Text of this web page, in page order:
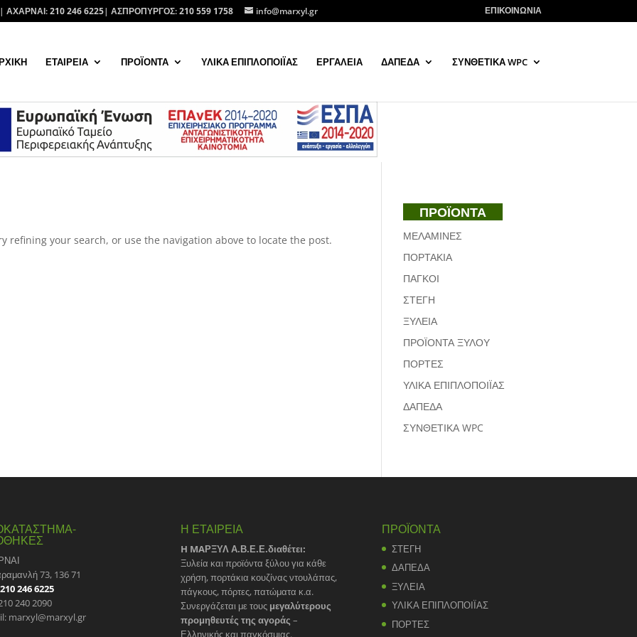
ΑΧΑΡΝΑΙ:210 246 6225| ΑΣΠΡΟΠΥΡΓΟΣ:210 559 1758 info@marxyl.gr ΕΠΙΚΟΙΝΩΝΙΑ
ΕΤΑΙΡΕΙΑ ΠΡΟΪΟΝΤΑ ΥΛΙΚΑ ΕΠΙΠΛΟΠΟΙΪΑΣ ΕΡΓΑΛΕΙΑ ΔΑΠΕΔΑ ΣΥΝΘΕΤΙΚΑ WPC
refining your search, or use the navigation above to locate the post.
ΠΡΟΪΟΝΤΑ
ΜΕΛΑΜΙΝΕΣ
ΠΟΡΤΑΚΙΑ
ΠΑΓΚΟΙ
ΣΤΕΓΗ
ΞΥΛΕΙΑ
ΠΡΟΪΟΝΤΑ ΞΥΛΟΥ
ΠΟΡΤΕΣ
ΥΛΙΚΑ ΕΠΙΠΛΟΠΟΙΪΑΣ
ΔΑΠΕΔΑ
ΣΥΝΘΕΤΙΚΑ WPC
73, 136 71
210 246 6225
240 2090
marxyl@marxyl.gr
Η ΕΤΑΙΡΕΙΑ
H MAΡΞΥΛ Α.Β.Ε.Ε.διαθέτει:
Ξυλεία και προϊόντα ξύλου για κάθε
χρήση, πορτάκια κουζίνας ντουλάπας,
πάγκους, πόρτες, πατώματα κ.α.
Συνεργάζεται με τους μεγαλύτερους
προμηθευτές της αγοράς –
Ελληνικής και παγκόσμιας.
ΠΡΟΪΟΝΤΑ
ΣΤΕΓΗ
ΔΑΠΕΔΑ
ΞΥΛΕΙΑ
ΥΛΙΚΑ ΕΠΙΠΛΟΠΟΙΪΑΣ
ΠΟΡΤΕΣ